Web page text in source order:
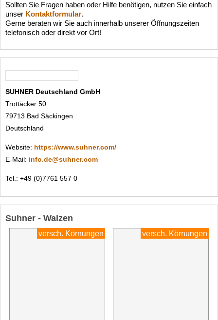
Sollten Sie Fragen haben oder Hilfe benötigen, nutzen Sie einfach
unser Kontaktformular.
Gerne beraten wir Sie auch innerhalb unserer Öffnungszeiten
telefonisch oder direkt vor Ort!
SUHNER Deutschland GmbH
Trottäcker 50
79713 Bad Säckingen
Deutschland
Website: https://www.suhner.com/
E-Mail: info.de@suhner.com
Tel.: +49 (0)7761 557 0
Suhner - Walzen
versch. Körnungen versch. Körnungen